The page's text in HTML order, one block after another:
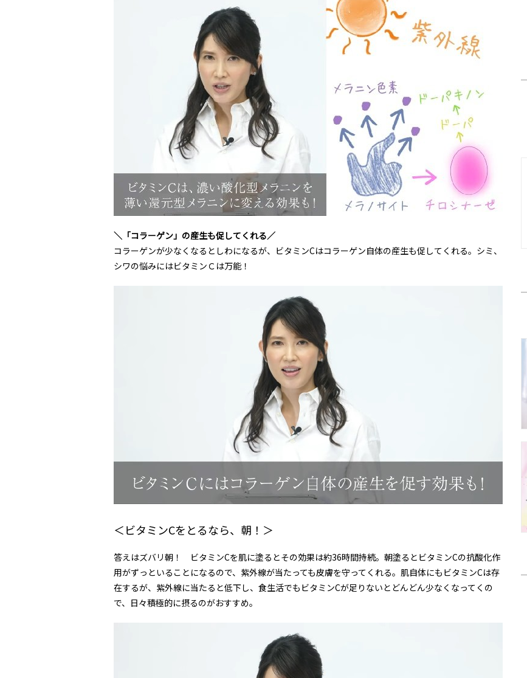
＼「コラーゲン」の産生も促してくれる／
コラーゲンが少なくなるとしわになるが、ビタミンCはコラーゲン自体の産生も促してくれる。シミ、
シワの悩みにはビタミンＣは万能！
＜ビタミンCをとるなら、朝！＞
答えはズバリ朝！ ビタミンCを肌に塗るとその効果は約36時間持続。朝塗るとビタミンCの抗酸化作
用がずっといることになるので、紫外線が当たっても皮膚を守ってくれる。肌自体にもビタミンCは存
在するが、紫外線に当たると低下し、食生活でもビタミンCが足りないとどんどん少なくなってくの
で、日々積極的に摂るのがおすすめ。